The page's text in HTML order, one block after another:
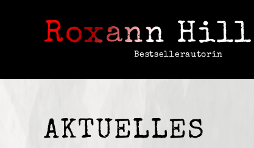
Roxann Hill
Bestsellerautorin
AKTUELLES